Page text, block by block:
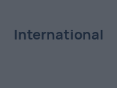
International